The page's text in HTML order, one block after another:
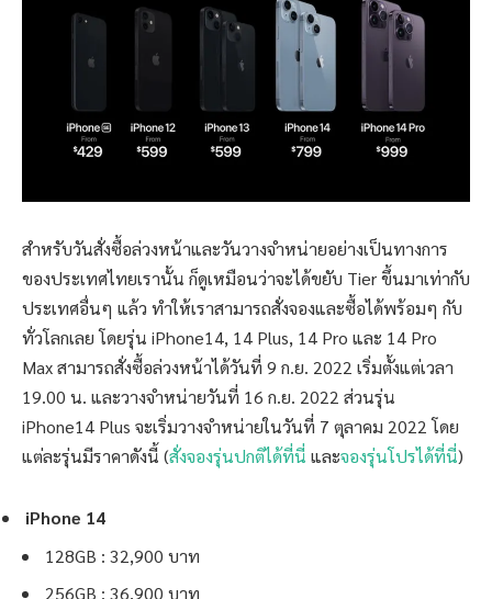
สำหรับวันสั่งซื้อล่วงหน้าและวันวางจำหน่ายอย่างเป็นทางการ
ของประเทศไทยเรานั้น ก็ดูเหมือนว่าจะได้ขยับ Tier ขึ้นมาเท่ากับ
ประเทศอื่นๆ แล้ว ทำให้เราสามารถสั่งจองและซื้อได้พร้อมๆ กับ
ทั่วโลกเลย โดยรุ่น iPhone14, 14 Plus, 14 Pro และ 14 Pro
Max สามารถสั่งซื้อล่วงหน้าได้วันที่ 9 ก.ย. 2022 เริ่มตั้งแต่เวลา
19.00 น. และวางจำหน่ายวันที่ 16 ก.ย. 2022 ส่วนรุ่น
iPhone14 Plus จะเริ่มวางจำหน่ายในวันที่ 7 ตุลาคม 2022 โดย
แต่ละรุ่นมีราคาดังนี้ (สั่งจองรุ่นปกติได้ที่นี่ และจองรุ่นโปรได้ที่นี่)
iPhone 14
128GB : 32,900 บาท
256GB : 36,900 บาท